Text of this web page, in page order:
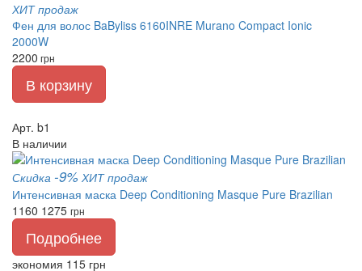
ХИТ продаж
Фен для волос BaByliss 6160INRE Murano Compact Ionic
2000W
2200 грн
В корзину
Арт. b1
В наличии
Скидка -9% ХИТ продаж
Интенсивная маска Deep Conditioning Masque Pure Brazilian
1160 1275 грн
Подробнее
экономия 115 грн